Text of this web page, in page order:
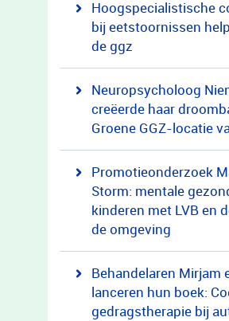
Hoogspecialistische
bij eetstoornissen
de ggz
Neuropsycholoog
creëerde haar
Groene GGZ-locatie
Promotieonderzoek
Storm: mentale
kinderen met LVB en
de omgeving
Behandelaren Mirjam
lanceren hun boek:
gedragstherapie bij